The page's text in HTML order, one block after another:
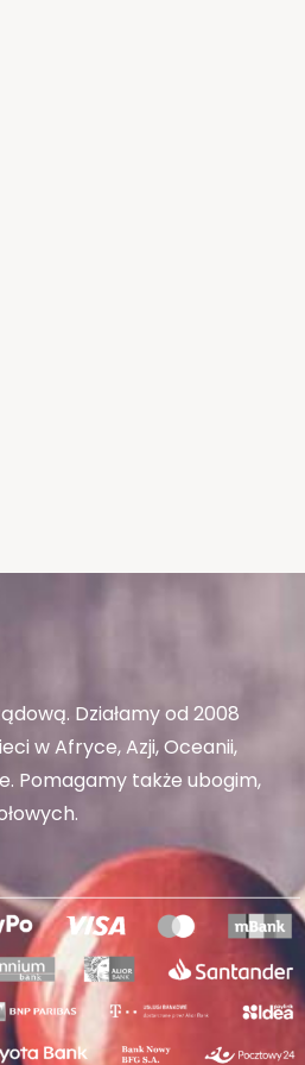
Działamy od 2008
w Afryce, Azji, Oceanii,
Pomagamy także ubogim,